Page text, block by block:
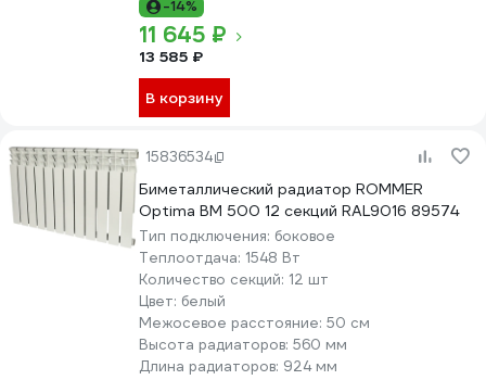
-14%
11 645 ₽
13 585 ₽
В корзину
15836534
Биметаллический радиатор ROMMER
Optima BM 500 12 секций RAL9016 89574
Тип подключения: боковое
Теплоотдача: 1548 Вт
Количество секций: 12 шт
Цвет: белый
Межосевое расстояние: 50 см
Высота радиаторов: 560 мм
Длина радиаторов: 924 мм